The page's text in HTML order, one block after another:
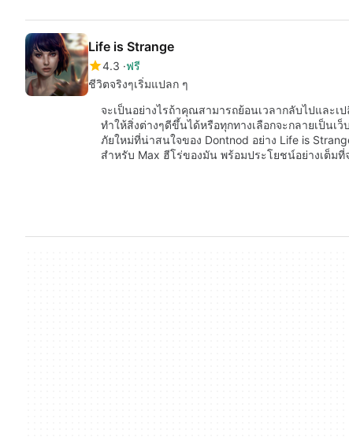
Life is Strange
4.3 ฟรี
ชีวิตจริงๆเริ่มแปลก ๆ
จะเป็นอย่างไรถ้าคุณสามารถย้อนเวลากลับไปแล
ทำให้สิ่งต่างๆดีขึ้นได้หรือทุกทางเลือกจะกลายเป็น
ภัยใหม่ที่น่าสนใจของ Dontnod อย่าง Life is
สำหรับ Max ฮีโร่ของมัน พร้อมประโยชน์อย่างเต็มที่